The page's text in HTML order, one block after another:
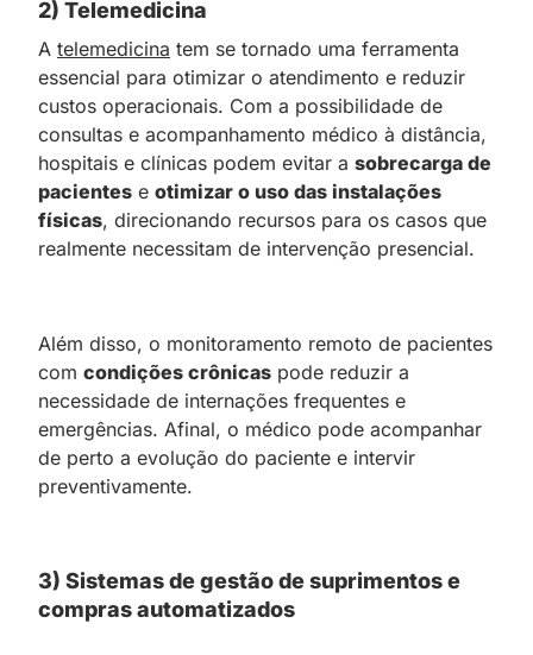
2) Telemedicina
A telemedicina tem se tornado uma ferramenta
essencial para otimizar o atendimento e reduzir
custos operacionais. Com a possibilidade de
consultas e acompanhamento médico à distância,
hospitais e clínicas podem evitar a sobrecarga de
pacientes e otimizar o uso das instalações
físicas, direcionando recursos para os casos que
realmente necessitam de intervenção presencial.
Além disso, o monitoramento remoto de pacientes
com condições crônicas pode reduzir a
necessidade de internações frequentes e
emergências. Afinal, o médico pode acompanhar
de perto a evolução do paciente e intervir
preventivamente.
3) Sistemas de gestão de suprimentos e
compras automatizados